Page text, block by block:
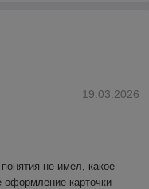
19.03.2026
не имел, какое
оформление карточки